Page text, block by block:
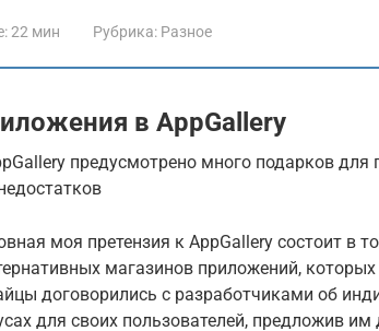
22 мин Рубрика: Разное
в AppGallery
предусмотрено много подарков для
моя претензия к AppGallery состоит в
магазинов приложений,
договорились с разработчиками об
для своих пользователей, предложив